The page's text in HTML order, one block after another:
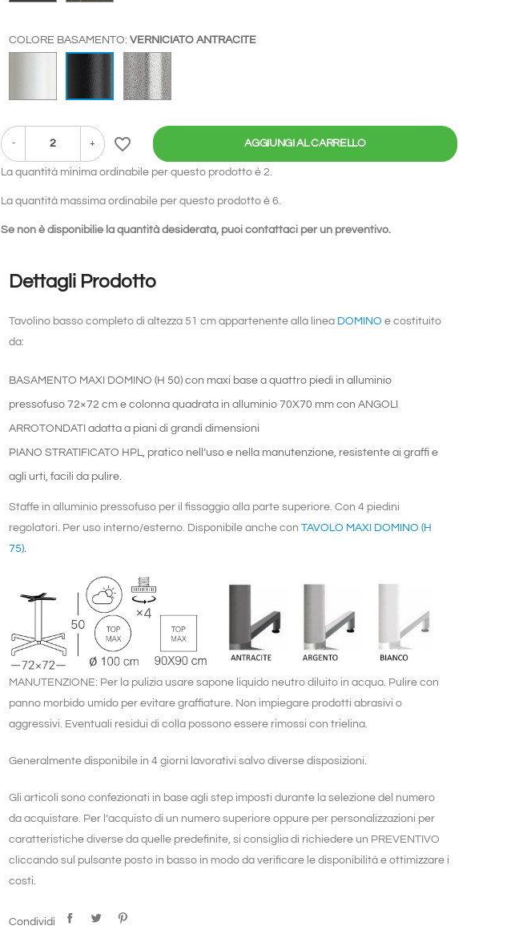
COLORE BASAMENTO: VERNICIATO ANTRACITE
VERNICIATO BIANCOVERNICIATO ANTRACITE
- + favorite_border AGGIUNGI AL CARRELLO
La quantità minima ordinabile per questo prodotto è 2.
La quantità massima ordinabile per questo prodotto è 6.
Se non è disponibilie la quantità desiderata, puoi contattaci per un preventivo.
Dettagli Prodotto
Tavolino basso completo di altezza 51 cm appartenente alla linea DOMINO e costituito
da:
BASAMENTO MAXI DOMINO (H 50) con maxi base a quattro piedi in alluminio
pressofuso 72×72 cm e colonna quadrata in alluminio 70X70 mm con ANGOLI
ARROTONDATI adatta a piani di grandi dimensioni
PIANO STRATIFICATO HPL , pratico nell’uso e nella manutenzione, resistente ai graffi e
agli urti, facili da pulire.
Staffe in alluminio pressofuso per il fissaggio alla parte superiore. Con 4 piedini
regolatori. Per uso interno/esterno. Disponibile anche con TAVOLO MAXI DOMINO (H
75)
MANUTENZIONE: Per la pulizia usare sapone liquido neutro diluito in acqua. Pulire con
panno morbido umido per evitare graffiature. Non impiegare prodotti abrasivi o
aggressivi. Eventuali residui di colla possono essere rimossi con trielina.
Generalmente disponibile in 4 giorni lavorativi salvo diverse disposizioni.
Gli articoli sono confezionati in base agli step imposti durante la selezione del numero
da acquistare. Per l’acquisto di un numero superiore oppure per personalizzazioni per
caratteristiche diverse da quelle predefinite, si consiglia di richiedere un PREVENTIVO
cliccando sul pulsante posto in basso in modo da verificare le disponibilità e ottimizzare i
costi.
Condividi